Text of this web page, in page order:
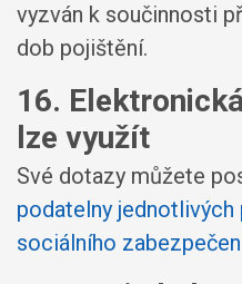
vyzván k součinnosti
dob pojištění.
16.
lze využít
Své dotazy můžete
podatelny
sociálního